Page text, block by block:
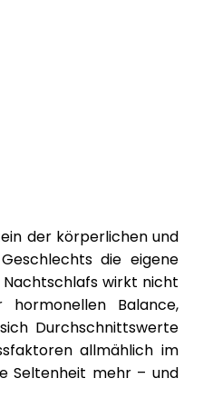
der körperlichen und
die eigene
wirkt nicht
Balance,
Durchschnittswerte
allmählich im
Seltenheit mehr – und